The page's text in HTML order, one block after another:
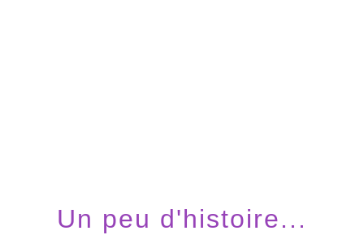
Un peu d'histoire...